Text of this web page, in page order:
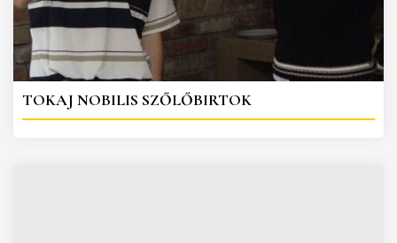
TOKAJ NOBILIS SZŐLŐBIRTOK